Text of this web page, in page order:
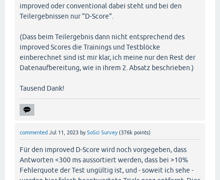
improved oder conventional dabei steht und bei den
Teilergebnissen nur "D-Score".
(Dass beim Teilergebnis dann nicht entsprechend des
improved Scores die Trainings und Testblöcke
einberechnet sind ist mir klar, ich meine nur den Rest der
Datenaufbereitung, wie in ihrem 2. Absatz beschrieben.)
Tausend Dank!
commented Jul 11, 2023 bySoSci Survey (376k points)
Für den improved D-Score wird noch vorgegeben, dass
Antworten <300 ms aussortiert werden, dass bei >10%
Fehlerquote der Test ungültig ist, und - soweit ich sehe -